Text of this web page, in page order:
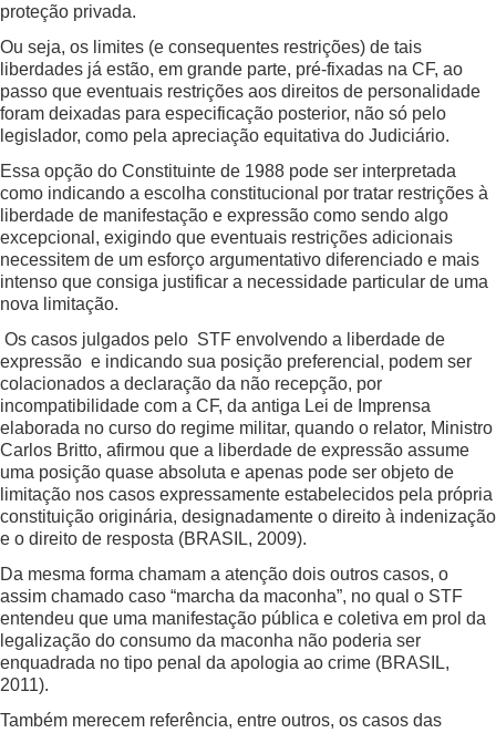
proteção privada.
Ou seja, os limites (e consequentes restrições) de tais
liberdades já estão, em grande parte, pré-fixadas na CF, ao
passo que eventuais restrições aos direitos de personalidade
foram deixadas para especificação posterior, não só pelo
legislador, como pela apreciação equitativa do Judiciário.
Essa opção do Constituinte de 1988 pode ser interpretada
como indicando a escolha constitucional por tratar restrições à
liberdade de manifestação e expressão como sendo algo
excepcional, exigindo que eventuais restrições adicionais
necessitem de um esforço argumentativo diferenciado e mais
intenso que consiga justificar a necessidade particular de uma
nova limitação.
Os casos julgados pelo STF envolvendo a liberdade de
expressão e indicando sua posição preferencial, podem ser
colacionados a declaração da não recepção, por
incompatibilidade com a CF, da antiga Lei de Imprensa
elaborada no curso do regime militar, quando o relator, Ministro
Carlos Britto, afirmou que a liberdade de expressão assume
uma posição quase absoluta e apenas pode ser objeto de
limitação nos casos expressamente estabelecidos pela própria
constituição originária, designadamente o direito à indenização
e o direito de resposta (BRASIL, 2009).
Da mesma forma chamam a atenção dois outros casos, o
assim chamado caso “marcha da maconha”, no qual o STF
entendeu que uma manifestação pública e coletiva em prol da
legalização do consumo da maconha não poderia ser
enquadrada no tipo penal da apologia ao crime (BRASIL,
2011).
Também merecem referência, entre outros, os casos das